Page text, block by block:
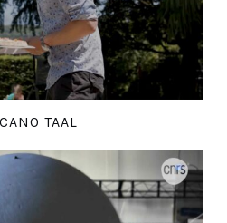
TAAL